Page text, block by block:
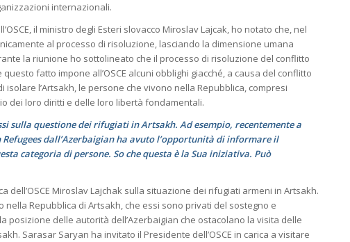
internazionali.
il ministro degli Esteri slovacco Miroslav Lajcak, ho notato che, nel
al processo di risoluzione, lasciando la dimensione umana
la riunione ho sottolineato che il processo di risoluzione del conflitto
fatto impone all’OSCE alcuni obblighi giacché, a causa del conflitto
l’Artsakh, le persone che vivono nella Repubblica, compresi
dei loro diritti e delle loro libertà fondamentali.
sulla questione dei rifugiati in Artsakh. Ad esempio, recentemente a
dall’Azerbaigian ha avuto l’opportunità di informare il
categoria di persone. So che questa è la Sua iniziativa. Può
dell’OSCE Miroslav Lajchak sulla situazione dei rifugiati armeni in Artsakh.
Repubblica di Artsakh, che essi sono privati ​​del sostegno e
posizione delle autorità dell’Azerbaigian che ostacolano la visita delle
Sarasar Saryan ha invitato il Presidente dell’OSCE in carica a visitare